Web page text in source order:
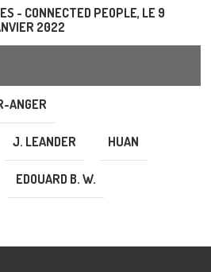
- CONNECTED PEOPLE, LE 9
2022
ANGER
J. LEANDER HUAN
EDOUARD B. W.